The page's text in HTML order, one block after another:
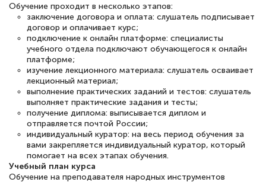
Елена Петрикс
Знаток города 5 уровня
11 марта 2026
Всем добрый день! Я прошла курс
повышени каалификации по
специальности «Тренер-преподаватель
по тяжелой атлетике»! Хочется
подчеркуть, что при обращении
оперативно связались со мной
специалисты, ответили на все
Обучение проходит в несколько этапов:
заключение договора и оплата: слушатель подписывает
договор и оплачивает курс;
подключение к онлайн платформе: специалисты
учебного отдела подключают обучающегося к онлайн
платформе;
изучение лекционного материала: слушатель осваивает
лекционный материал;
выполнение практических заданий и тестов: слушатель
выполняет практические задания и тесты;
получение диплома: выписывается диплом и
отправляется почтой России;
индивидуальный куратор: на весь период обучения за
вами закрепляется индивидуальный куратор, который
помогает на всех этапах обучения.
Учебный план курса
Обучение на преподавателя народных инструментов